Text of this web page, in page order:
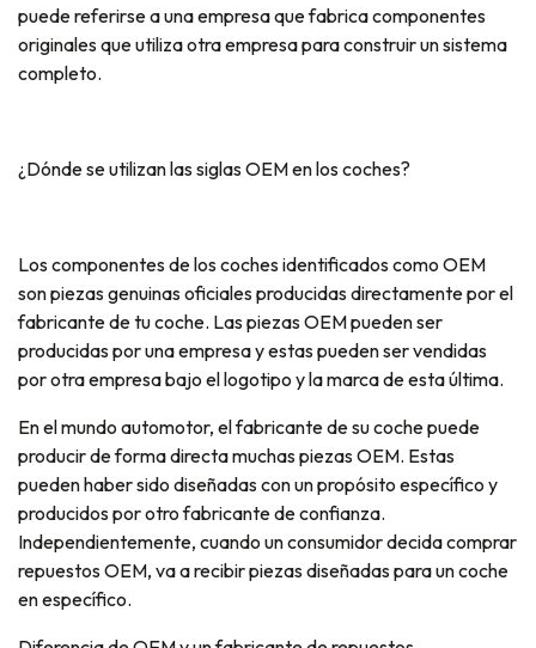
puede referirse a una empresa que fabrica componentes
originales que utiliza otra empresa para construir un sistema
completo.
¿Dónde se utilizan las siglas OEM en los coches?
Los componentes de los coches identificados como OEM
son piezas genuinas oficiales producidas directamente por el
fabricante de tu coche. Las piezas OEM pueden ser
producidas por una empresa y estas pueden ser vendidas
por otra empresa bajo el logotipo y la marca de esta última.
En el mundo automotor, el fabricante de su coche puede
producir de forma directa muchas piezas OEM. Estas
pueden haber sido diseñadas con un propósito específico y
producidos por otro fabricante de confianza.
Independientemente, cuando un consumidor decida comprar
repuestos OEM, va a recibir piezas diseñadas para un coche
en específico.